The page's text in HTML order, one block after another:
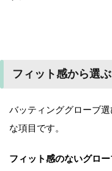
フィット感から選ぶ
バッティンググローブ
な項目です。
フィット感のないグロ